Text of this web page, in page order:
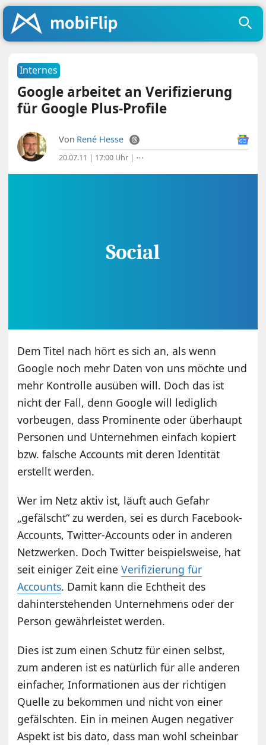
Internes
Google arbeitet an Verifizierung
für Google Plus-Profile
Von René Hesse
20.07.11 | 17:00 Uhr | ⋯
Dem Titel nach hört es sich an, als wenn
Google noch mehr Daten von uns möchte und
mehr Kontrolle ausüben will. Doch das ist
nicht der Fall, denn Google will lediglich
vorbeugen, dass Prominente oder überhaupt
Personen und Unternehmen einfach kopiert
bzw. falsche Accounts mit deren Identität
erstellt werden.
Wer im Netz aktiv ist, läuft auch Gefahr
„gefälscht“ zu werden, sei es durch Facebook-
Accounts, Twitter-Accounts oder in anderen
Netzwerken. Doch Twitter beispielsweise, hat
seit einiger Zeit eineVerifizierung für
Accounts. Damit kann die Echtheit des
dahinterstehenden Unternehmens oder der
Person gewährleistet werden.
Dies ist zum einen Schutz für einen selbst,
zum anderen ist es natürlich für alle anderen
einfacher, Informationen aus der richtigen
Quelle zu bekommen und nicht von einer
gefälschten. Ein in meinen Augen negativer
Aspekt ist bis dato, dass man wohl scheinbar